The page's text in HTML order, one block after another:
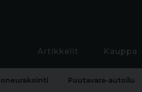
Artikkelit Kauppa
Puutavara-autoilu